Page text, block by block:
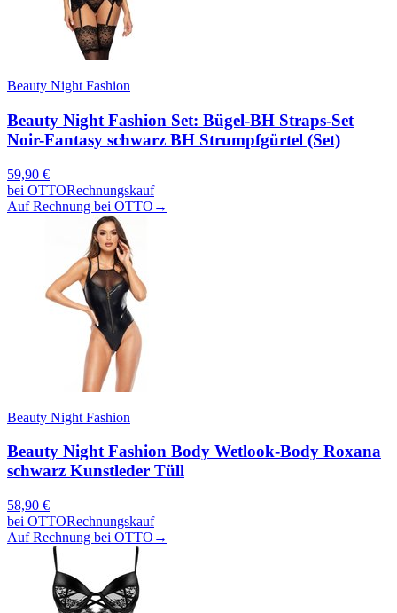
Beauty Night Fashion
Beauty Night Fashion Set: Bügel-BH Straps-Set
Noir-Fantasy schwarz BH Strumpfgürtel (Set)
59,90 €
bei OTTORechnungskauf
Auf Rechnung bei OTTO →
Beauty Night Fashion
Beauty Night Fashion Body Wetlook-Body Roxana
schwarz Kunstleder Tüll
58,90 €
bei OTTORechnungskauf
Auf Rechnung bei OTTO →